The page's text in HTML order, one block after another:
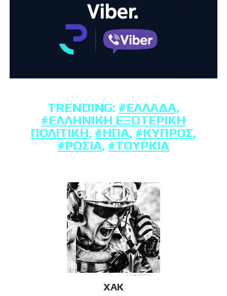
TRENDING: #ΕΛΛΆΔΑ,
#ΕΛΛΗΝΙΚΉ ΕΞΩΤΕΡΙΚΉ
ΠΟΛΙΤΙΚΉ, #ΗΠΑ, #ΚΎΠΡΟΣ,
#ΡΩΣΊΑ, #ΤΟΥΡΚΊΑ
XAK